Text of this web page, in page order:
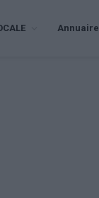
Annuaire